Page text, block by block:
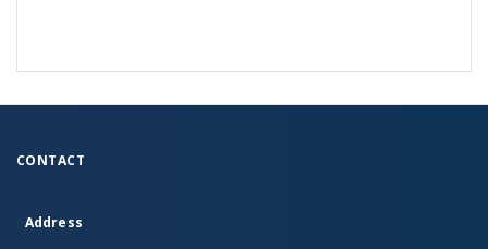
CONTACT
Address